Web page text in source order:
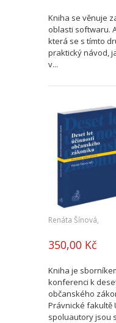
Kniha se věnuje
oblasti softwaru.
která se s tímto
praktický návod,
v...
Renáta Šínová,
350,00 Kč
Kniha je
konferenci k
občanského
Právnické fakultě
spoluautory jsou